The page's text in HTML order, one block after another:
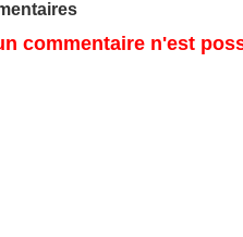
commentaire n'est